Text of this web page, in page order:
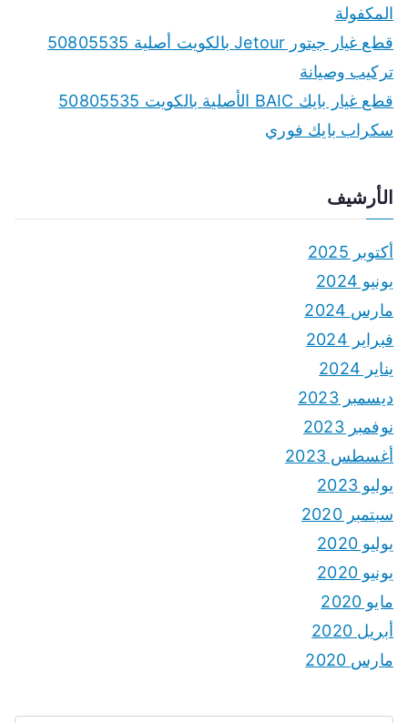
المكفولة
قطع غيار جيتور Jetour بالكويت أصلية 50805535
تركيب وصيانة
قطع غيار بايك BAIC الأصلية بالكويت 50805535
سكراب بايك فوري
الأرشيف
أكتوبر 2025
يونيو 2024
مارس 2024
فبراير 2024
يناير 2024
ديسمبر 2023
نوفمبر 2023
أغسطس 2023
يوليو 2023
سبتمبر 2020
يوليو 2020
يونيو 2020
مايو 2020
أبريل 2020
مارس 2020